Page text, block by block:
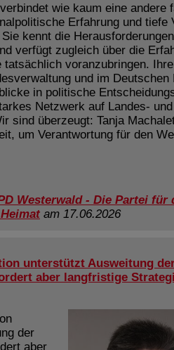
wie kaum eine andere
Erfahrung und tiefe
kennt die
verfügt zugleich über die
tatsächlich voranzubringen.
und im Deutschen
in politische
Netzwerk auf Landes-
sind überzeugt: Tanja
um Verantwortung für den
Westerwald - Die Partei für
am 17.06.2026
unterstützt Ausweitung
aber langfristige
der
aber